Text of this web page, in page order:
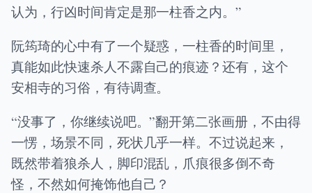
认为，行凶时间肯定是那一柱香之内。”
阮筠琦的心中有了一个疑惑，一柱香的时间里，
真能如此快速杀人不露自己的痕迹？还有，这个
安相寺的习俗，有待调查。
“没事了，你继续说吧。”翻开第二张画册，不由得
一愣，场景不同，死状几乎一样。不过说起来，
既然带着狼杀人，脚印混乱，爪痕很多倒不奇
怪，不然如何掩饰他自己？